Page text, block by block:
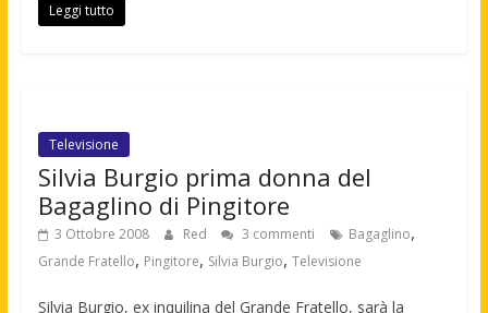
Leggi tutto
Televisione
Silvia Burgio prima donna del
Bagaglino di Pingitore
3 Ottobre 2008 Red 3 commenti Bagaglino,
Grande Fratello, Pingitore, Silvia Burgio, Televisione
Silvia Burgio, ex inquilina del Grande Fratello, sarà la